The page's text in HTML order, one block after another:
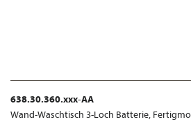
638.30.360.xxx-AA
Wand-Waschtisch 3-Loch Batterie,